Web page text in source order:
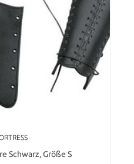
Schwarz, Größe S